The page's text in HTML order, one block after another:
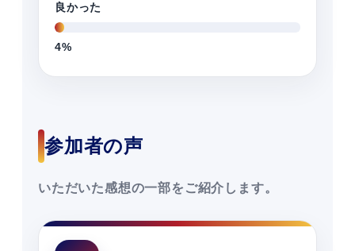
良かった
4%
参加者の声
いただいた感想の一部をご紹介します。